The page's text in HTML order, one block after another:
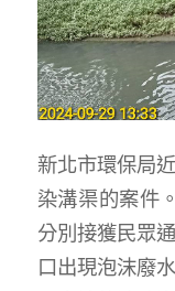
新北市環保局
染溝渠的案件
分別接獲民眾
口出現泡沫廢